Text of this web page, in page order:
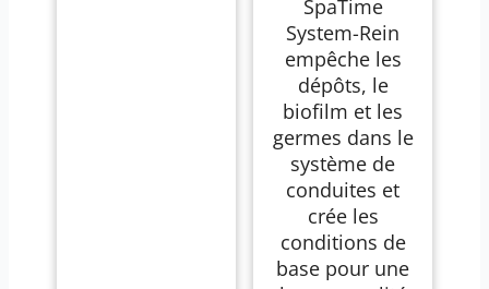
SpaTime
System-Rein
empêche les
dépôts, le
biofilm et les
germes dans le
système de
conduites et
crée les
conditions de
base pour une